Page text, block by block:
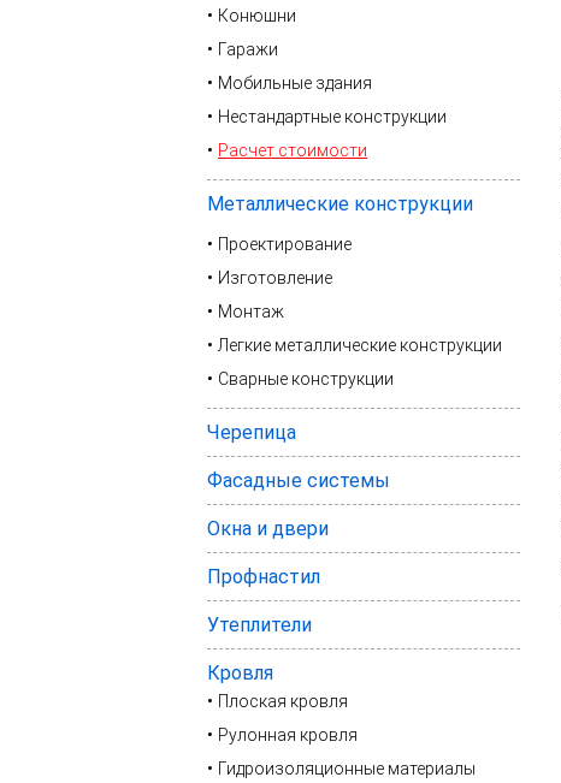
Конюшни
Гаражи
Мобильные здания
Нестандартные конструкции
Расчет стоимости
Металлические конструкции
Проектирование
Изготовление
Монтаж
Легкие металлические конструкции
Сварные конструкции
Черепица
Фасадные системы
Окна и двери
Профнастил
Утеплители
Кровля
Плоская кровля
Рулонная кровля
Гидроизоляционные материалы